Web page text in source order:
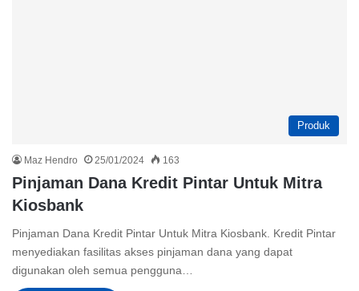
Produk
Maz Hendro 25/01/2024 163
Pinjaman Dana Kredit Pintar Untuk Mitra
Kiosbank
Pinjaman Dana Kredit Pintar Untuk Mitra Kiosbank. Kredit Pintar
menyediakan fasilitas akses pinjaman dana yang dapat
digunakan oleh semua pengguna…